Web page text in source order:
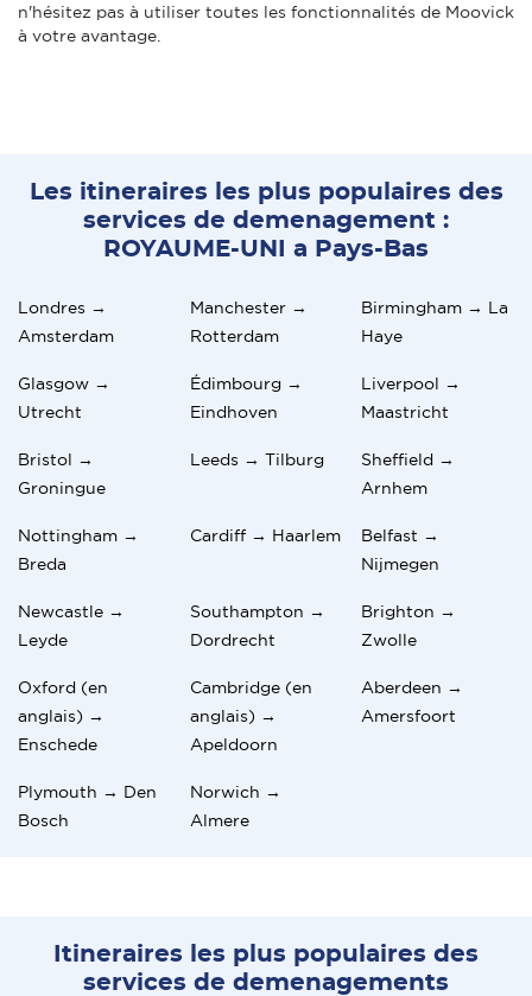
n'hésitez pas à utiliser toutes les fonctionnalités de Moovick
à votre avantage.
Les itineraires les plus populaires des
services de demenagement :
ROYAUME-UNI a Pays-Bas
Londres →
Amsterdam
Manchester →
Rotterdam
Birmingham → La
Haye
Glasgow →
Utrecht
Édimbourg →
Eindhoven
Liverpool →
Maastricht
Bristol →
Groningue
Leeds → Tilburg
Sheffield →
Arnhem
Nottingham →
Breda
Cardiff → Haarlem
Belfast →
Nijmegen
Newcastle →
Leyde
Southampton →
Dordrecht
Brighton →
Zwolle
Oxford (en
anglais) →
Enschede
Cambridge (en
anglais) →
Apeldoorn
Aberdeen →
Amersfoort
Plymouth → Den
Bosch
Norwich →
Almere
Itineraires les plus populaires des
services de demenagements